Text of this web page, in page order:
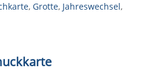
, Grotte, Jahreswechsel,